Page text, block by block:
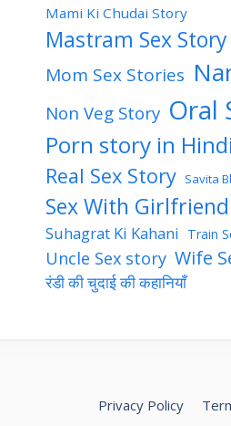
Mami Ki Chudai Story
Mastram Sex Story
Mom Sex Stories
Non Veg Story Oral
Porn story in Hindi
Real Sex Story Savita
Sex With Girlfriend
Suhagrat Ki Kahani Train
Uncle Sex story Wife
रंडी की चुदाई की कहानियाँ
Privacy Policy